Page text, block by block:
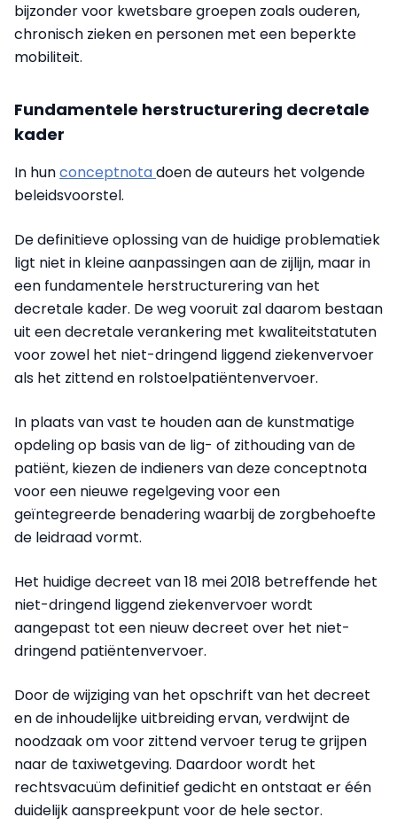
bijzonder voor kwetsbare groepen zoals ouderen,
chronisch zieken en personen met een beperkte
mobiliteit.
Fundamentele herstructurering decretale
kader
In hunconceptnotadoen de auteurs het volgende
beleidsvoorstel.
De definitieve oplossing van de huidige problematiek
ligt niet in kleine aanpassingen aan de zijlijn, maar in
een fundamentele herstructurering van het
decretale kader. De weg vooruit zal daarom bestaan
uit een decretale verankering met kwaliteitstatuten
voor zowel het niet-dringend liggend ziekenvervoer
als het zittend en rolstoelpatiëntenvervoer.
In plaats van vast te houden aan de kunstmatige
opdeling op basis van de lig- of zithouding van de
patiënt, kiezen de indieners van deze conceptnota
voor een nieuwe regelgeving voor een
geïntegreerde benadering waarbij de zorgbehoefte
de leidraad vormt.
Het huidige decreet van 18 mei 2018 betreffende het
niet-dringend liggend ziekenvervoer wordt
aangepast tot een nieuw decreet over het niet-
dringend patiëntenvervoer.
Door de wijziging van het opschrift van het decreet
en de inhoudelijke uitbreiding ervan, verdwijnt de
noodzaak om voor zittend vervoer terug te grijpen
naar de taxiwetgeving. Daardoor wordt het
rechtsvacuüm definitief gedicht en ontstaat er één
duidelijk aanspreekpunt voor de hele sector.